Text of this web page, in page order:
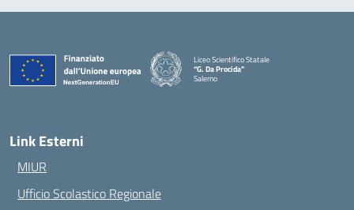
Liceo Scientifico Statale
“G. Da Procida”
Salerno
Link Esterni
MIUR
Ufficio Scolastico Regionale